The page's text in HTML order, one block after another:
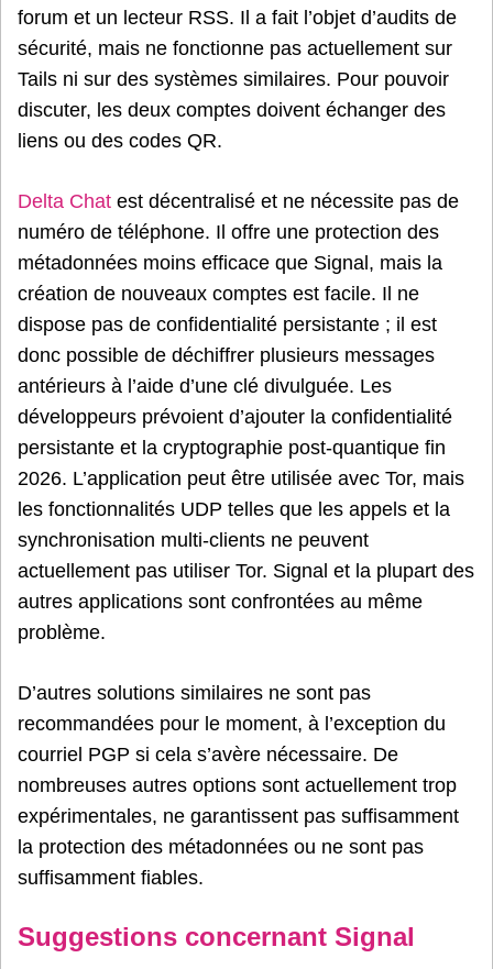
forum et un lecteur RSS. Il a fait l’objet d’audits de
sécurité, mais ne fonctionne pas actuellement sur
Tails ni sur des systèmes similaires. Pour pouvoir
discuter, les deux comptes doivent échanger des
liens ou des codes QR.
Delta Chat est décentralisé et ne nécessite pas de
numéro de téléphone. Il offre une protection des
métadonnées moins efficace que Signal, mais la
création de nouveaux comptes est facile. Il ne
dispose pas de confidentialité persistante ; il est
donc possible de déchiffrer plusieurs messages
antérieurs à l’aide d’une clé divulguée. Les
développeurs prévoient d’ajouter la confidentialité
persistante et la cryptographie post-quantique fin
2026. L’application peut être utilisée avec Tor, mais
les fonctionnalités UDP telles que les appels et la
synchronisation multi-clients ne peuvent
actuellement pas utiliser Tor. Signal et la plupart des
autres applications sont confrontées au même
problème.
D’autres solutions similaires ne sont pas
recommandées pour le moment, à l’exception du
courriel PGP si cela s’avère nécessaire. De
nombreuses autres options sont actuellement trop
expérimentales, ne garantissent pas suffisamment
la protection des métadonnées ou ne sont pas
suffisamment fiables.
Suggestions concernant Signal